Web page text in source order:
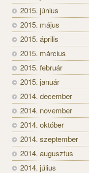
2015. június
2015. május
2015. április
2015. március
2015. február
2015. január
2014. december
2014. november
2014. október
2014. szeptember
2014. augusztus
2014. július